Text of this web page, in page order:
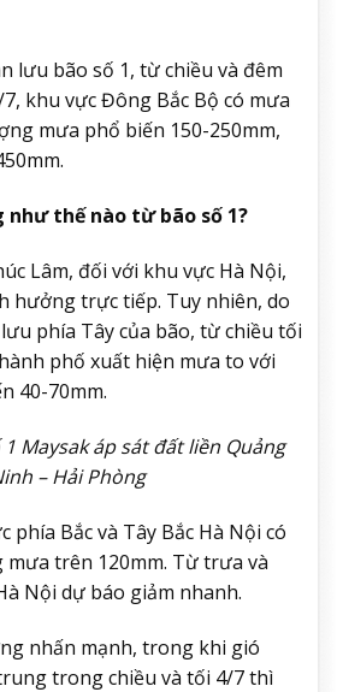
lưu bão số 1, từ chiều và đêm
khu vực Đông Bắc Bộ có mưa
mưa phổ biến 150-250mm,
như thế nào từ bão số 1?
Lâm, đối với khu vực Hà Nội,
hưởng trực tiếp. Tuy nhiên, do
phía Tây của bão, từ chiều tối
phố xuất hiện mưa to với
40-70mm.
Maysak áp sát đất liền Quảng
– Hải Phòng
phía Bắc và Tây Bắc Hà Nội có
trên 120mm. Từ trưa và
Nội dự báo giảm nhanh.
nhấn mạnh, trong khi gió
trong chiều và tối 4/7 thì